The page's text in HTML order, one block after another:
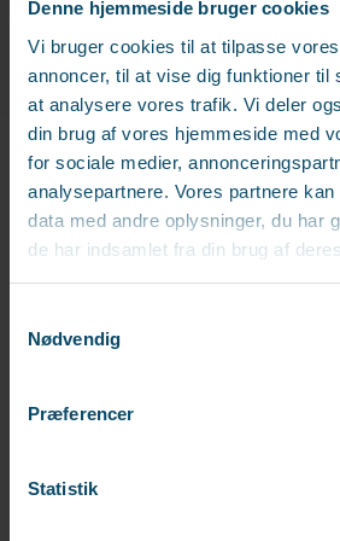
Denne hjemmeside bruger cookies
Vi bruger cookies til at tilpasse
annoncer, til at vise dig funktioner til
at analysere vores trafik. Vi deler
din brug af vores hjemmeside med
for sociale medier,
analysepartnere. Vores partnere
data med andre oplysninger, du har
de har indsamlet fra din brug af
Nødvendig
Præferencer
Statistik
5. Du glemmer at vise
Ville du selv yde en ekstra
blev bemærket? Nej vel!
Løn er langt fra den eneste form
at anerkendelse er en af de ting,
uengagerede, hvis du ikke